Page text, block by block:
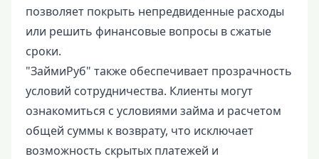
позволяет покрыть непредвиденные расходы
или решить финансовые вопросы в сжатые
сроки.
"ЗаймиРуб" также обеспечивает прозрачность
условий сотрудничества. Клиенты могут
ознакомиться с условиями займа и расчетом
общей суммы к возврату, что исключает
возможность скрытых платежей и